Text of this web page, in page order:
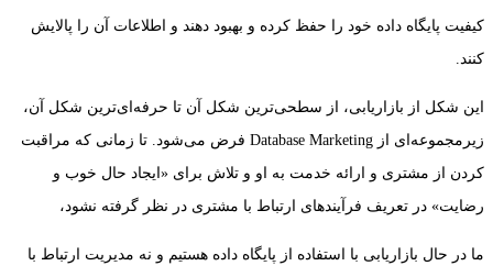
کیفیت پایگاه داده خود را حفظ کرده و بهبود دهند و اطلاعات آن را پالایش
کنند.
این شکل از بازاریابی، از سطحی‌ترین شکل آن تا حرفه‌ای‌ترین شکل آن،
زیرمجموعه‌ای از Database Marketing فرض می‌شود. تا زمانی که مراقبت
کردن از مشتری و ارائه خدمت به او و تلاش برای «ایجاد حال خوب و
رضایت» در تعریف فرآیندهای ارتباط با مشتری در نظر گرفته نشود،
ما در حال بازاریابی با استفاده از پایگاه داده هستیم و نه مدیریت ارتباط با